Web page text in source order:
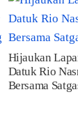
Hijaukan
Datuk Rio
Bersama